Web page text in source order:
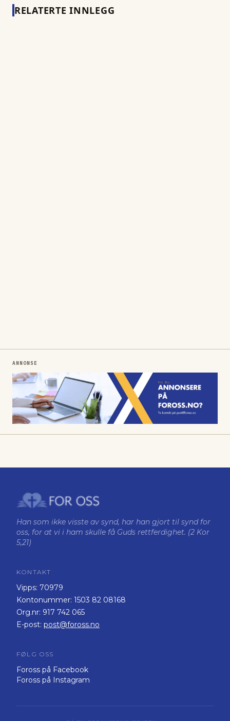
RELATERTE INNLEGG
ANNONSE
Han som ikke visste av synd, har han gjort til synd for
oss, for at vi i ham skulle få Guds rettferdighet. (2 Kor
5,21)
KONTAKT
Vipps: 70979
Kontonummer: 1503 82 08168
Org.nr: 917 742 065
E-post: post@foross.no
FØLG OSS
Foross på Facebook
Foross på Instagram